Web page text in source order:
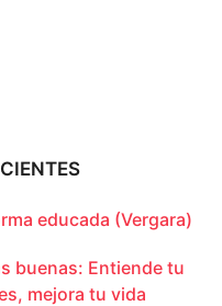
educada (Vergara)
buenas: Entiende tu
mejora tu vida